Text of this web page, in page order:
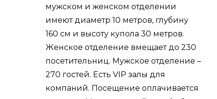
мужском и женском отделении
имеют диаметр 10 метров, глубину
160 см и высоту купола 30 метров.
Женское отделение вмещает до 230
посетительниц. Мужское отделение –
270 гостей. Есть VIP залы для
компаний. Посещение оплачивается